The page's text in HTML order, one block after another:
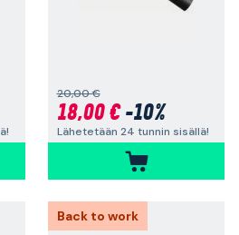
20,00 €
18,00 €-10%
Lähetetään 24 tunnin sisällä!
Back to work